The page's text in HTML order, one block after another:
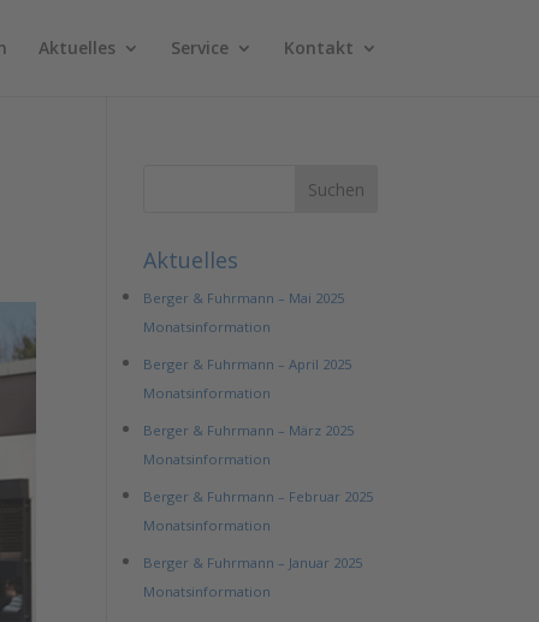
Aktuelles Service Kontakt
Aktuelles
Berger & Fuhrmann – Mai 2025
Monatsinformation
Berger & Fuhrmann – April 2025
Monatsinformation
Berger & Fuhrmann – März 2025
Monatsinformation
Berger & Fuhrmann – Februar 2025
Monatsinformation
Berger & Fuhrmann – Januar 2025
Monatsinformation